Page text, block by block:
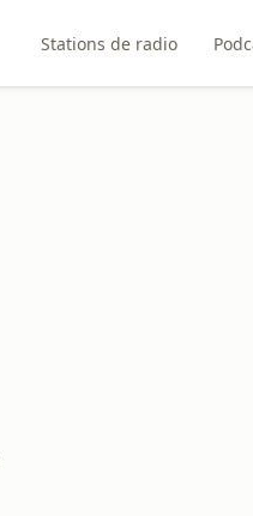
Stations de radio